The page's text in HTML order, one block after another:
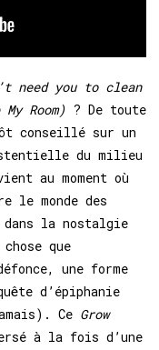
need you to clean
Room) ? De toute
conseillé sur un
du milieu
au moment où
le monde des
la nostalgie
que
une forme
d’épiphanie
Ce Grow
à la fois d’une